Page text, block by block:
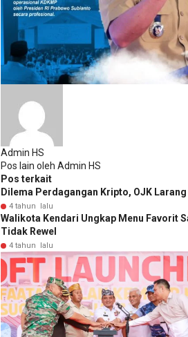
Admin HS
Pos lain oleh Admin HS
Pos terkait
Dilema Perdagangan Kripto, OJK
4 tahun lalu
Walikota Kendari Ungkap Menu Favorit
Tidak Rewel
4 tahun lalu